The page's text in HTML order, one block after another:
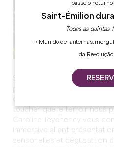
Saviez-vous que la bouche
précis de notre corps ?
toucher que le terroir nous
Caroline Teycheney vous
immersive alliant
sensorielles et dégustation
passeio noturno
Saint-Émilion
Todas as quintas-
→ Munido de lanternas,
da